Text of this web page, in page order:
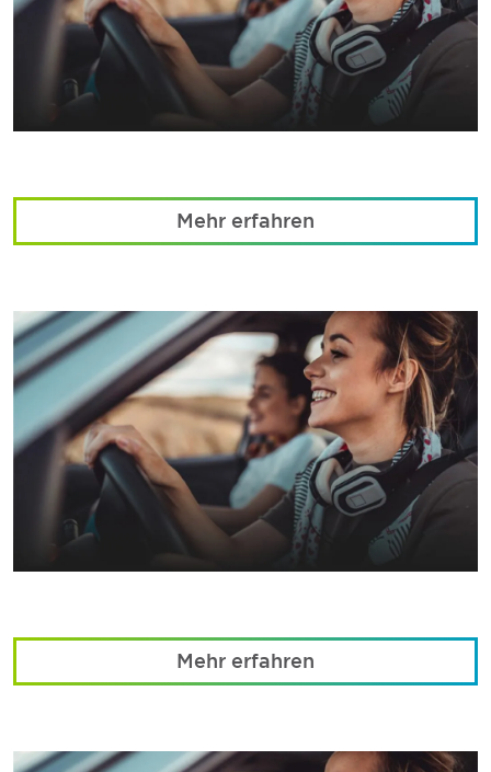
Mehr erfahren
Mehr erfahren